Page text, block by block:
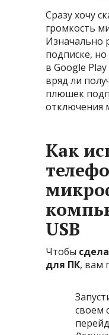
Сразу хочу
громкость
Изначально
подписке, но
в Google
вряд ли
плюшек
отключения
Как
USB
Чтобы
для ПК, вам
своем